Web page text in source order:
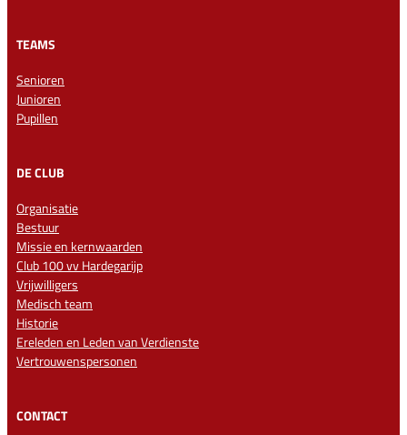
TEAMS
Senioren
Junioren
Pupillen
DE CLUB
Organisatie
Bestuur
Missie en kernwaarden
Club 100 vv Hardegarijp
Vrijwilligers
Medisch team
Historie
Ereleden en Leden van Verdienste
Vertrouwenspersonen
CONTACT